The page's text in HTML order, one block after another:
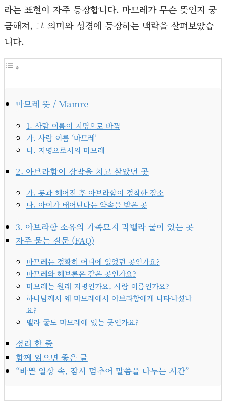
라는 표현이 자주 등장합니다. 마므레가 무슨 뜻인지 궁
금해져, 그 의미와 성경에 등장하는 맥락을 살펴보았습
니다.
마므레 뜻 / Mamre
1. 사람 이름이 지명으로 바뀜
가. 사람 이름 ‘마므레’
나. 지명으로서의 마므레
2. 아브라함이 장막을 치고 살았던 곳
가. 롯과 헤어진 후 아브라함이 정착한 장소
나. 아이가 태어난다는 약속을 받은 곳
3. 아브라함 소유의 가족묘지 막벨라 굴이 있는 곳
자주 묻는 질문 (FAQ)
마므레는 정확히 어디에 있었던 곳인가요?
마므레와 헤브론은 같은 곳인가요?
마므레는 원래 지명인가요, 사람 이름인가요?
하나님께서 왜 마므레에서 아브라함에게 나타나셨나
요?
벨라 굴도 마므레에 있는 곳인가요?
정리 한 줄
함께 읽으면 좋은 글
“바쁜 일상 속, 잠시 멈추어 말씀을 나누는 시간”